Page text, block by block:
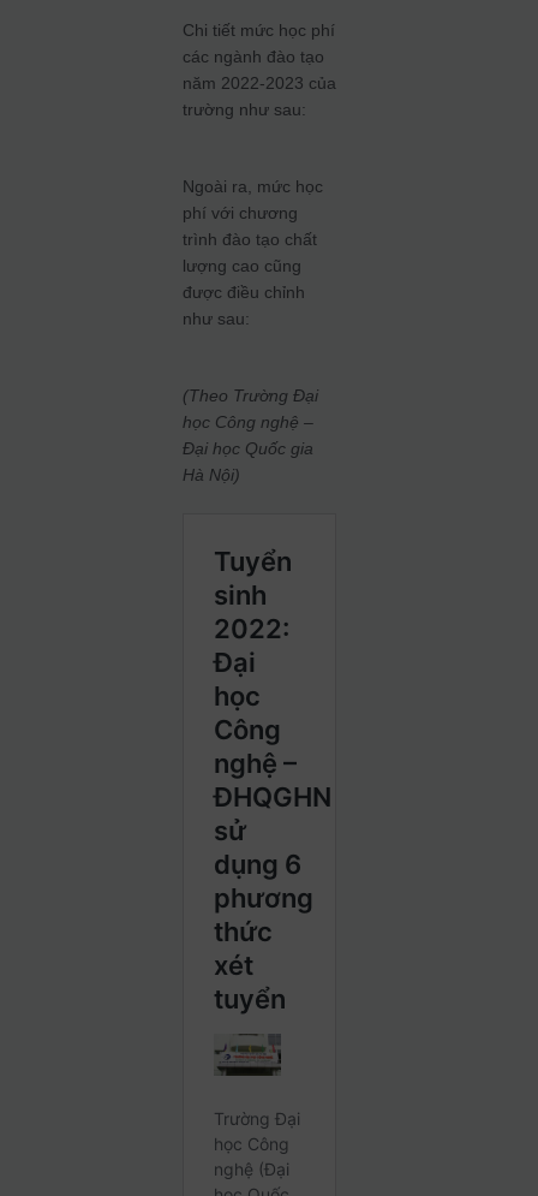
Chi tiết mức học phí
các ngành đào tạo
năm 2022-2023 của
trường như sau:
Ngoài ra, mức học
phí với chương
trình đào tạo chất
lượng cao cũng
được điều chỉnh
như sau:
(Theo Trường Đại
học Công nghệ –
Đại học Quốc gia
Hà Nội)